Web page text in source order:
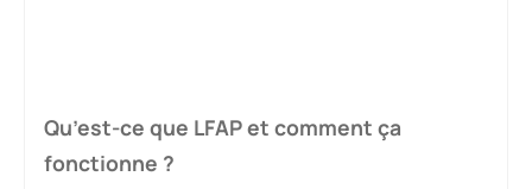
Qu’est-ce que LFAP et comment ça
fonctionne ?